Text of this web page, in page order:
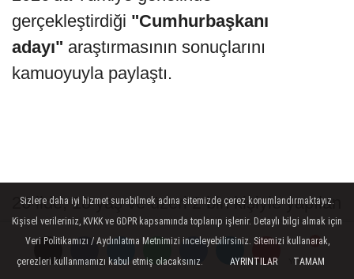
Yorumlar
Yorumlar
Yorumlar
Yorumlar
gerçekleştirdiği "Cumhurbaşkanı
adayı" araştırmasının sonuçlarını
kamuoyuyla paylaştı.
26 ilde, 18 yaş ve üzeri 2 bin kişiyle yapılan
çalışmada katılımcılara herhangi bir isim
verilmeden, açık uçlu şekilde "Önümüzdeki
Sizlere daha iyi hizmet sunabilmek adına sitemizde çerez konumlandırmaktayız.
Kişisel verileriniz, KVKK ve GDPR kapsamında toplanıp işlenir. Detaylı bilgi almak için
Veri Politikamızı / Aydınlatma Metnimizi inceleyebilirsiniz. Sitemizi kullanarak,
çerezleri kullanmamızı kabul etmiş olacaksınız.
AYRINTILAR TAMAM